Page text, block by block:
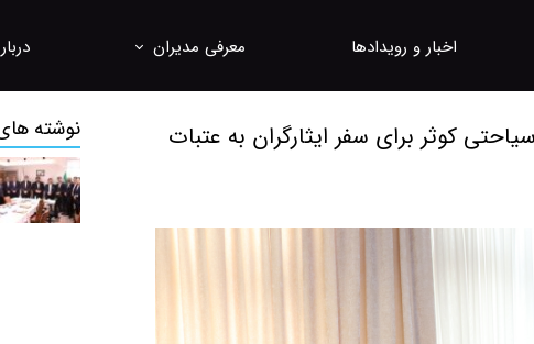
اخبار و رویدادها
معرفی مدیران
معاونت بهره برداری، هتلداری و
مدیران هتل ها و مراکز اقامتیکوثر برای سفر ایثارگران به عتبات نوشته